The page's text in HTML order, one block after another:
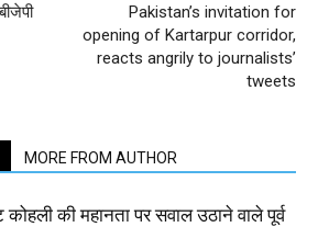
Pakistan’s invitation for
opening of Kartarpur corridor,
reacts angrily to journalists’
tweets
MORE FROM AUTHOR
कोहली की महानता पर सवाल उठाने वाले पूर्व